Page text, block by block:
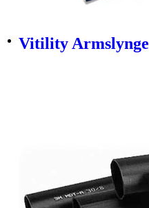
Vitility Armslynge